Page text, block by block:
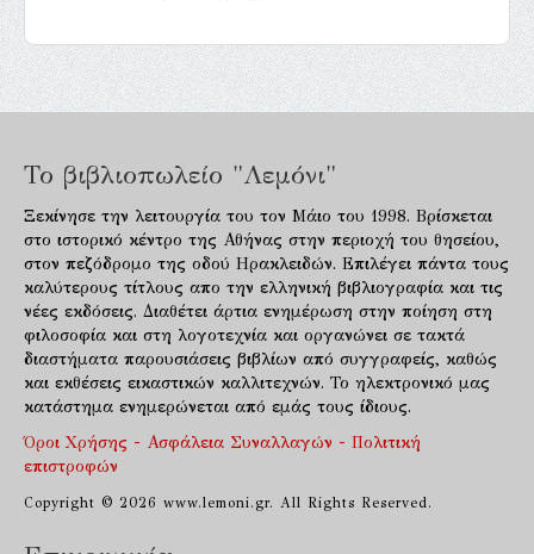
Το βιβλιοπωλείο "Λεμόνι"
Ξεκίνησε την λειτουργία του τον Μάιο του 1998. Βρίσκεται
στο ιστορικό κέντρο της Αθήνας στην περιοχή του θησείου,
στον πεζόδρομο της οδού Ηρακλειδών. Επιλέγει πάντα τους
καλύτερους τίτλους απο την ελληνική βιβλιογραφία και τις
νέες εκδόσεις. Διαθέτει άρτια ενημέρωση στην ποίηση στη
φιλοσοφία και στη λογοτεχνία και οργανώνει σε τακτά
διαστήματα παρουσιάσεις βιβλίων από συγγραφείς, καθώς
και εκθέσεις εικαστικών καλλιτεχνών. Το ηλεκτρονικό μας
κατάστημα ενημερώνεται από εμάς τους ίδιους.
Όροι Χρήσης - Ασφάλεια Συναλλαγών - Πολιτική
επιστροφών
Copyright © 2026 www.lemoni.gr. All Rights Reserved.